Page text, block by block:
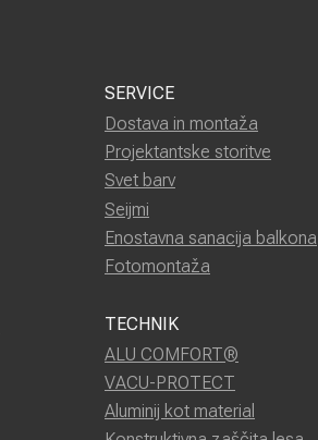
SERVICE
Dostava in montaža
Projektantske storitve
Svet barv
Seijmi
Enostavna sanacija balkona
Fotomontaža
TECHNIK
ALU COMFORT®
VACU-PROTECT
Aluminij kot material